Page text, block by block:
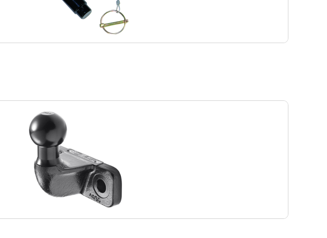
Ir para o carrinho